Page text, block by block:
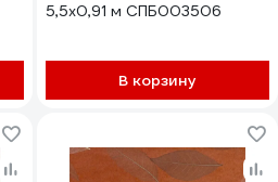
5,5x0,91 м СПБ003506
В корзину